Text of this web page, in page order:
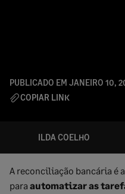
PUBLICADO EM JANEIRO 10,
COPIAR LINK
ILDA COELHO
A reconciliação bancária é
para automatizar as